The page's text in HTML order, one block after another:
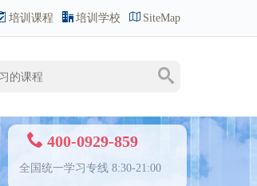
培训课程 培训学校 SiteMap
400-0929-859
全国统一学习专线 8:30-21:00